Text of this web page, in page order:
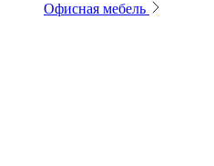
Офисная мебель